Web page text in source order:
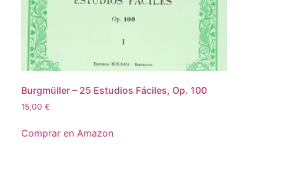
Burgmüller – 25 Estudios Fáciles, Op. 100
15,00 €
Comprar en Amazon